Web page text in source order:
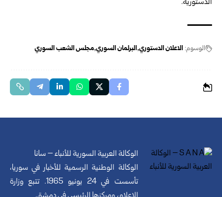
الدستورية.
الوسوم: الاعلان الدستوري البرلمان السوري مجلس الشعب السوري
الوكالة العربية السورية للأنباء – سانا
الوكالة الوطنية الرسمية للأخبار في سوريا،
تأسست في 24 يونيو 1965. تتبع وزارة